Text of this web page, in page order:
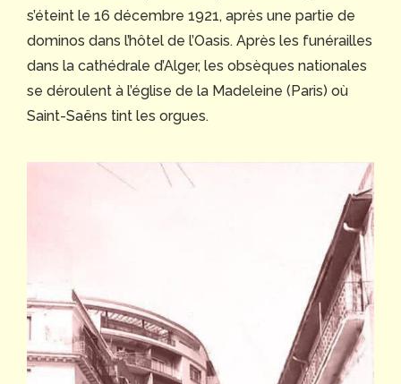
s’éteint le 16 décembre 1921, après une partie de
dominos dans l’hôtel de l’Oasis. Après les funérailles
dans la cathédrale d’Alger, les obsèques nationales
se déroulent à l’église de la Madeleine (Paris) où
Saint-Saëns tint les orgues.